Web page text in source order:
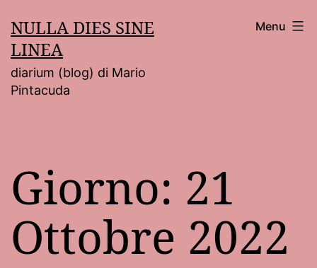
al
contenuto
NULLA DIES SINE
LINEA
diarium (blog) di Mario
Pintacuda
Menu
Giorno: 21
Ottobre 2022